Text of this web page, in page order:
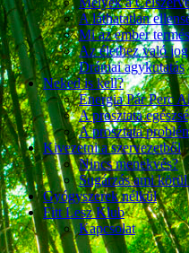
A láthatatlan
Mi az ember
Az élethez való
Drámai agykutatás
Neked is kell?
Energia Pár Perc
A prosztata
A prosztata
Kivezetni a szervezetből
Nincs menekvés?
Sugárzás ami
Gyógyszerek nélkül
Fitt Lesz Klub
Kapcsolat